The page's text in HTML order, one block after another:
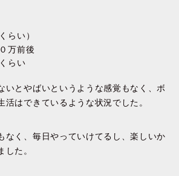
らい）
万前後
らい
いとやばいというような感覚もなく、ボ
活はできているような状況でした。
なく、毎日やっていけてるし、楽しいか
した。